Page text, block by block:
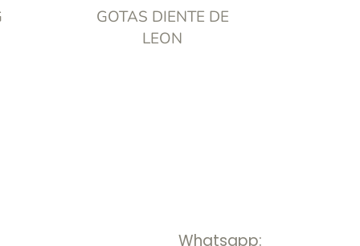
GOTAS DIENTE DE
LEON
Whatsapp: